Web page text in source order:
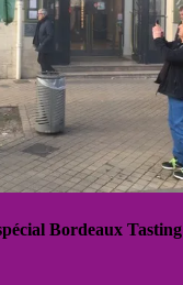
Bordeaux Tasting